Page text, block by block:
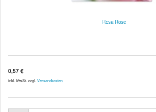
Rosa Rose
0,57 €
inkl. MwSt. zzgl. Versandkosten